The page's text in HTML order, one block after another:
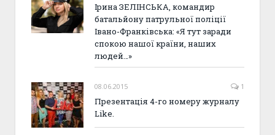
Ірина ЗЕЛІНСЬКА, командир
батальйону патрульної поліції
Івано-Франківська: «Я тут заради
спокою нашої країни, наших
людей…»
08.06.2015 1
Презентація 4-го номеру журналу
Like.